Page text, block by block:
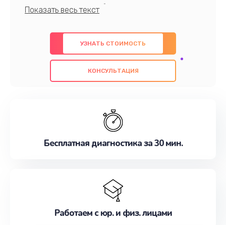
профессионалов с обширными знаниями и
предлагаем быстрый и качественный ремонт с
использованием оригинальных компонентов, а
также гарантируем качество всех
проведенных работ. Наша цель - предоставить
наилучшим образом. Не медлите записаться на
УЗНАТЬ СТОИМОСТЬ
КОНСУЛЬТАЦИЯ
Бесплатная диагностика за 30 мин.
Работаем с юр. и физ. лицами